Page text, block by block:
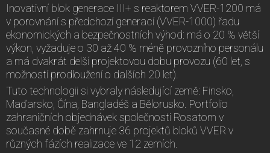
Inovativní blok generace III+ s reaktorem VVER-1200 má
v porovnání s předchozí generací (VVER-1000) řadu
ekonomických a bezpečnostních výhod: má o 20 % větší
výkon, vyžaduje o 30 až 40 % méně provozního personálu
a má dvakrát delší projektovou dobu provozu (60 let, s
možností prodloužení o dalších 20 let).
Tuto technologii si vybraly následující země: Finsko,
Maďarsko, Čína, Bangladéš a Bělorusko. Portfolio
zahraničních objednávek společnosti Rosatom v
současné době zahrnuje 36 projektů bloků VVER v
různých fázích realizace ve 12 zemích.